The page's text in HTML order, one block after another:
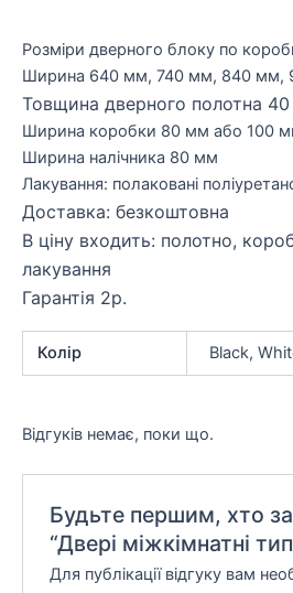
Розміри дверного блоку по
Ширина 640 мм, 740 мм, 840 мм,
Товщина дверного полотна
Ширина коробки 80 мм або 100
Ширина налічника 80 мм
Лакування: полаковані
Доставка: безкоштовна
В ціну входить: полотно,
лакування
Гарантія 2р.
Колір Black,
Відгуків немає, поки що.
Будьте першим, хто
“Двері міжкімнатні
Для публікації відгуку вам